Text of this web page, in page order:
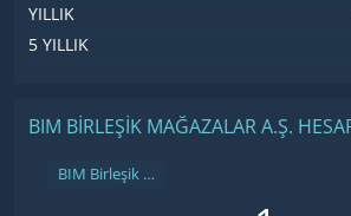
YILLIK
5 YILLIK
BIM BIRLEŞIK MAĞAZALAR A.Ş.
BIM Birleşik Mağazalar A.Ş.